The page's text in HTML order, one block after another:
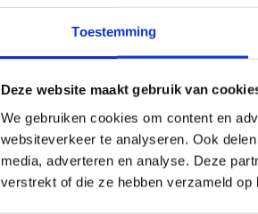
Toestemming
Deze website maakt gebruik van
We gebruiken cookies om content en
websiteverkeer te analyseren. Ook
media, adverteren en analyse. Deze
verstrekt of die ze hebben verzameld
BONFIX M-press RVS-water
90°